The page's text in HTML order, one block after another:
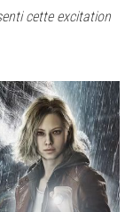
cette excitation